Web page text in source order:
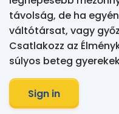
távolság, de ha
váltótársat, vagy
Csatlakozz az
súlyos beteg
Sign in